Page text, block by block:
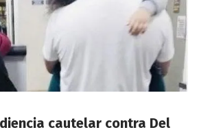
cautelar contra Del